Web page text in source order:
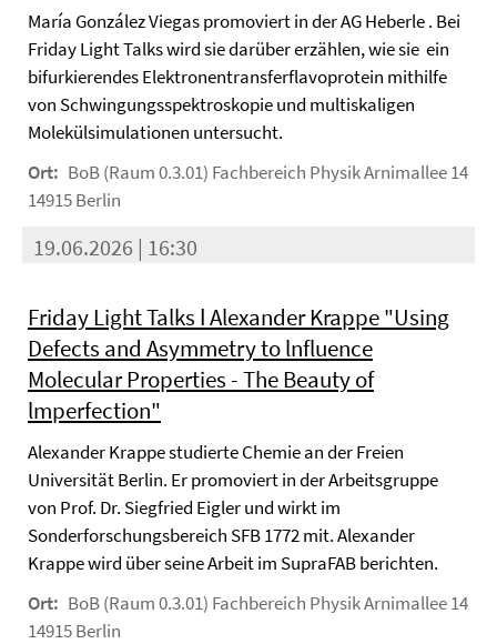
María González Viegas promoviert in der AG Heberle . Bei
Friday Light Talks wird sie darüber erzählen, wie sie ein
bifurkierendes Elektronentransferflavoprotein mithilfe
von Schwingungsspektroskopie und multiskaligen
Molekülsimulationen untersucht.
Ort: BoB (Raum 0.3.01) Fachbereich Physik Arnimallee 14
14915 Berlin
19.06.2026 | 16:30
Friday Light Talks ǀ Alexander Krappe "Using
Defects and Asymmetry to lnfluence
Molecular Properties - The Beauty of
lmperfection"
Alexander Krappe studierte Chemie an der Freien
Universität Berlin. Er promoviert in der Arbeitsgruppe
von Prof. Dr. Siegfried Eigler und wirkt im
Sonderforschungsbereich SFB 1772 mit. Alexander
Krappe wird über seine Arbeit im SupraFAB berichten.
Ort: BoB (Raum 0.3.01) Fachbereich Physik Arnimallee 14
14915 Berlin